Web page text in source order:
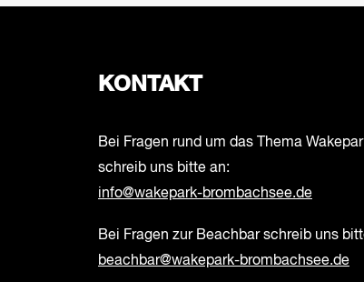
KONTAKT
Bei Fragen rund um das Thema
schreib uns bitte an:
info@wakepark-brombachsee.de
Bei Fragen zur Beachbar schreib uns
beachbar@wakepark-brombachsee.de